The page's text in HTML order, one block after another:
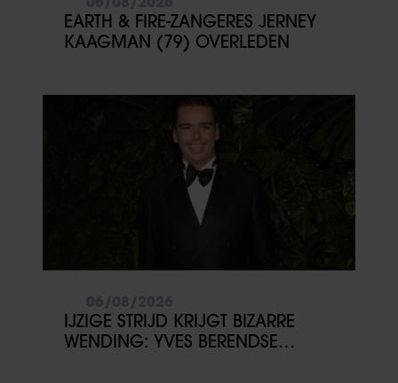
EARTH & FIRE-ZANGERES JERNEY
KAAGMAN (79) OVERLEDEN
IJZIGE STRIJD KRIJGT BIZARRE
WENDING: YVES BERENDSE